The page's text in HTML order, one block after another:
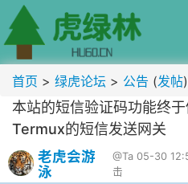
首页 > 绿虎论坛 > 公告 (发帖)
本站的短信验证码功能终
Termux的短信发送网关
老虎会游
泳
@Ta 05-30
击